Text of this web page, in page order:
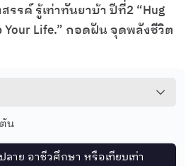
รรค์ รู้เท่าทันยาบ้า ปีที่2 “Hug
Your Life.” กอดฝัน จุดพลังชีวิต
น
าย อาชีวศึกษา หรือเทียบเท่า